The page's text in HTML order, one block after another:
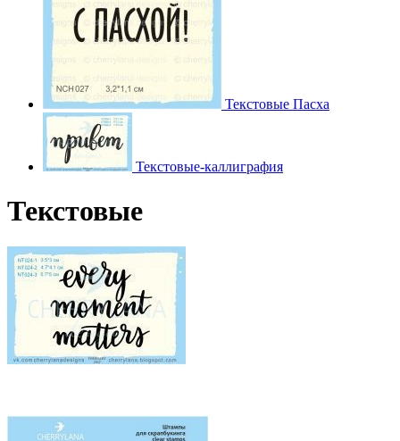
Текстовые Пасха
Текстовые-каллиграфия
Текстовые